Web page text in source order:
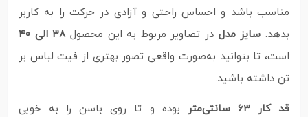
مناسب باشد و احساس راحتی و آزادی در حرکت را به کاربر
بدهد. سایز مدل در تصاویر مربوط به این محصول۳۸ الی ۴۰
است، تا بتوانید به‌صورت واقعی تصور بهتری از فیت لباس بر
تن داشته باشید.
قد کار ۶۳ سانتی‌متر
بوده و تا روی باسن را به‌ خوبی